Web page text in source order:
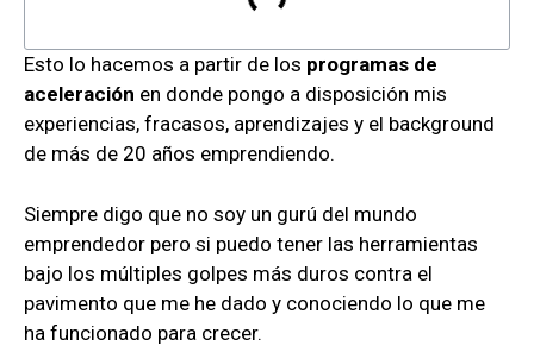
Esto lo hacemos a partir de los programas de
aceleración en donde pongo a disposición mis
experiencias, fracasos, aprendizajes y el background
de más de 20 años emprendiendo.
Siempre digo que no soy un gurú del mundo
emprendedor pero si puedo tener las herramientas
bajo los múltiples golpes más duros contra el
pavimento que me he dado y conociendo lo que me
ha funcionado para crecer.